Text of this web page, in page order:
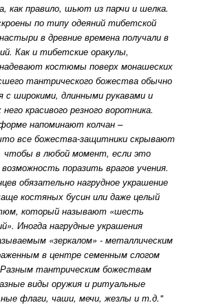
как правило, шьют из парчи и шелка.
по типу одеяний тибетской
в древние времена получали в
Как и тибетские оракулы,
костюмы поверх монашеских
тантрического божества обычно
с широкими, длинными рукавами и
красивого резного воротника.
напоминают колчан –
все божества-защитники скрывают
чтобы в любой момент, если это
поразить врагов учения.
обязательно нагрудное украшение
костяных бусин или даже целый
который называют «шесть
Иногда нагрудные украшения
«зеркалом» - металлическим
в центре семенным слогом
тантрическим божествам
виды оружия и ритуальные
флаги, чаши, мечи, жезлы и т.д."